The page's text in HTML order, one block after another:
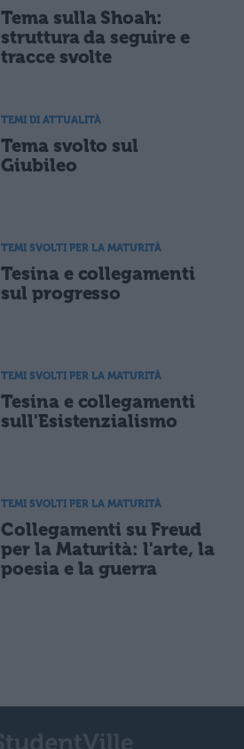
Tema sulla Shoah:
struttura da seguire e
tracce svolte
TEMI DI ATTUALITÀ
Tema svolto sul
Giubileo
TEMI SVOLTI PER LA MATURITÀ
Tesina e collegamenti
sul progresso
TEMI SVOLTI PER LA MATURITÀ
Tesina e collegamenti
sull'Esistenzialismo
TEMI SVOLTI PER LA MATURITÀ
Collegamenti su Freud
per la Maturità: l'arte, la
poesia e la guerra